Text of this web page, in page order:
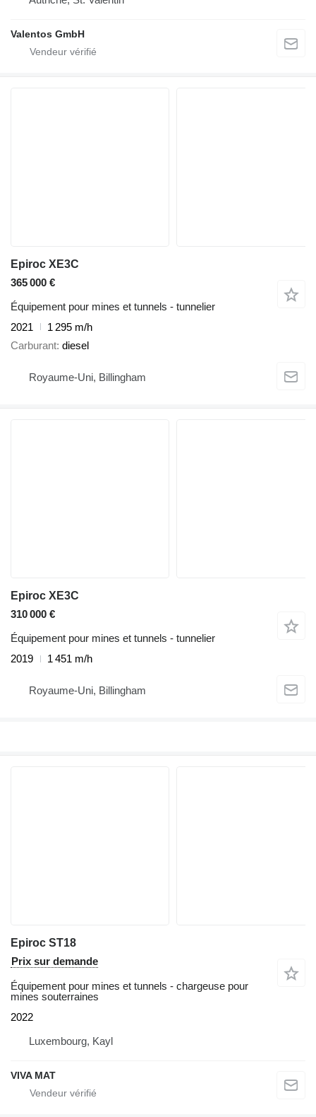
Valentos GmbH
Epiroc XE3C
365 000 €
Équipement pour mines et tunnels - tunnelier
2021
1 295 m/h
Carburant diesel
Royaume-Uni, Billingham
Epiroc XE3C
310 000 €
Équipement pour mines et tunnels - tunnelier
2019
1 451 m/h
Royaume-Uni, Billingham
Epiroc ST18
Prix sur demande
Équipement pour mines et tunnels - chargeuse pour
mines souterraines
2022
Luxembourg, Kayl
VIVA MAT